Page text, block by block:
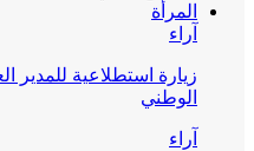
المرأة
آراء
زيارة استطلاعية للمدير
الوطني
آراء